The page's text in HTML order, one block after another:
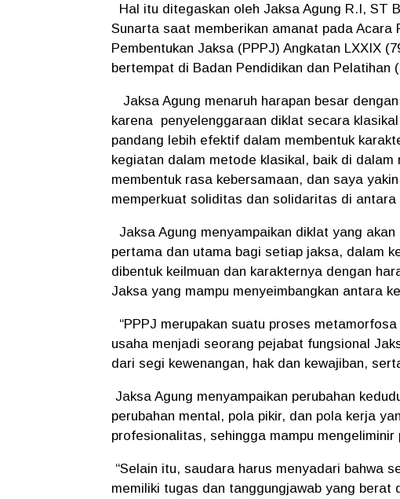
Hal itu ditegaskan oleh Jaksa Agung R.I, ST
Sunarta saat memberikan amanat pada Acara
Pembentukan Jaksa (PPPJ) Angkatan LXXIX
bertempat di Badan Pendidikan dan Pelatihan
Jaksa Agung menaruh harapan besar
karena penyelenggaraan diklat secara
pandang lebih efektif dalam membentuk
kegiatan dalam metode klasikal, baik di
membentuk rasa kebersamaan, dan saya
memperkuat soliditas dan solidaritas di antara
Jaksa Agung menyampaikan diklat yang
pertama dan utama bagi setiap jaksa, dalam
dibentuk keilmuan dan karakternya dengan
Jaksa yang mampu menyeimbangkan antara
“PPPJ merupakan suatu proses
usaha menjadi seorang pejabat fungsional
dari segi kewenangan, hak dan kewajiban,
Jaksa Agung menyampaikan perubahan
perubahan mental, pola pikir, dan pola kerja
profesionalitas, sehingga mampu
“Selain itu, saudara harus menyadari bahwa
memiliki tugas dan tanggungjawab yang